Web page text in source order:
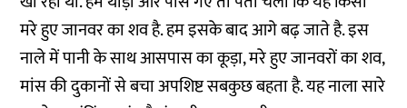
मरे हुए जानवर का शव है. हम इसके बाद आगे बढ़ जाते है. इस
नाले में पानी के साथ आसपास का कूड़ा, मरे हुए जानवरों का शव,
मांस की दुकानों से बचा अपशिष्ट सबकुछ बहता है. यह नाला सारे